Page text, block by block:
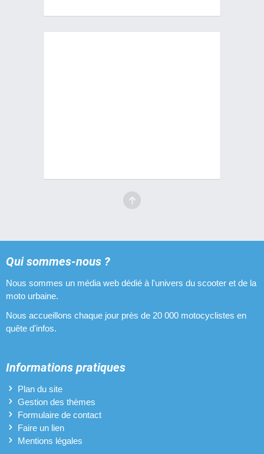
Qui sommes-nous ?
Nous sommes un média web dédié à l'univers du scooter et de la
moto urbaine.
Nous accueillons chaque jour près de 20 000 motocyclistes en
quête d'infos.
Informations pratiques
Plan du site
Gestion des thèmes
Formulaire de contact
Faire un lien
Mentions légales